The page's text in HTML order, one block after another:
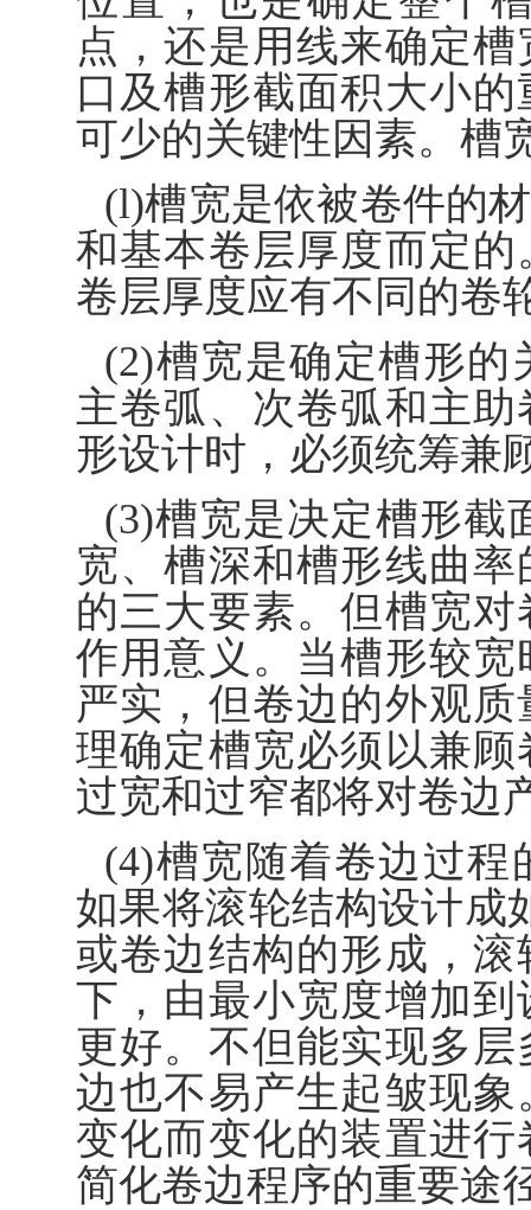
点，还是用线来确定
口及槽形截面积大小
可少的关键性因素。槽
(l)槽宽是依被卷件的
和基本卷层厚度而定
卷层厚度应有不同的卷
(2)槽宽是确定槽形
主卷弧、次卷弧和主
形设计时，必须统筹兼
(3)槽宽是决定槽形截
宽、槽深和槽形线曲
的三大要素。但槽宽
作用意义。当槽形较
严实，但卷边的外观
理确定槽宽必须以兼
过宽和过窄都将对卷边
(4)槽宽随着卷边过
如果将滚轮结构设计成
或卷边结构的形成，
下，由最小宽度增加
更好。不但能实现多
边也不易产生起皱现
变化而变化的装置进
简化卷边程序的重要途